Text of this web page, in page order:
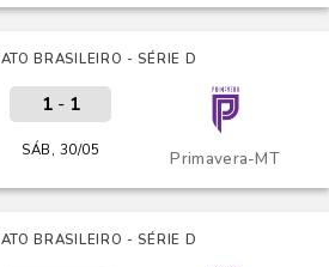
BRASILEIRO - SÉRIE D
Primavera-MT
1- 1
SÁB, 30/05
BRASILEIRO - SÉRIE D